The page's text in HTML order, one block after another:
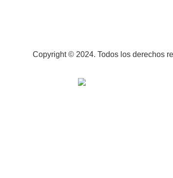
Copyright © 2024. Todos los derechos